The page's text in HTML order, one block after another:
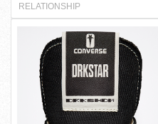
RELATIONSHIP